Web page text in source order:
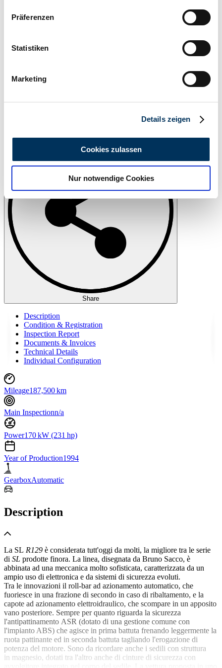
Informationen über Ihre geografische Lage
können
bestimmten Merkmalen (Fingerprinting) identifizieren
Erfahren Sie mehr darüber, wie Ihre persönlichen Daten
analysieren. Außerdem geben wir Informationen zu Ihrer
Verwendung unserer Website an unsere Partner für
soziale Medien, Werbung und Analysen weiter. Unsere
Partner führen diese Informationen möglicherweise mit
weiteren Daten zusammen, die Sie ihnen bereitgestellt
haben oder die sie im Rahmen Ihrer Nutzung der Dienste
gesammelt haben.
Datenschutzerklärung
Präferenzen
Statistiken
Marketing
Details zeigen
Cookies zulassen
Nur notwendige Cookies
Share
Description
Condition & Registration
Inspection Report
Documents & Invoices
Technical Details
Individual Configuration
Mileage187,500 km
Main Inspectionn/a
Power170 kW (231 hp)
Year of Production1994
GearboxAutomatic
Description
La SL R129 è considerata tutt'oggi da molti, la migliore tra le serie
di SL prodotte finora. La linea, disegnata da Bruno Sacco, è
abbinata ad una meccanica molto sofisticata, caratterizzata da un
ampio uso di elettronica e da sistemi di sicurezza evoluti.
Tra le innovazioni il roll-bar ad azionamento automatico, che
fuoriesce in una frazione di secondo in caso di ribaltamento, e la
capote ad azionamento elettroidraulico, che scompare in un apposito
vano posteriore. Sempre per quanto riguarda la sicurezza
l'antipattinamento ASR (dotato di una gestione comune con
l'impianto ABS) che agisce in prima battuta frenando leggermente la
ruota pattinante ed in seconda battuta tagliando l'erogazione di
potenza del motore. Sono da ricordare anche i sedili con struttura
in magnesio, dotati tra l'altro anche di cinture di sicurezza con